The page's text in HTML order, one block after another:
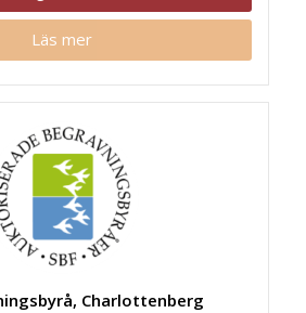
Läs mer
Charlottenberg